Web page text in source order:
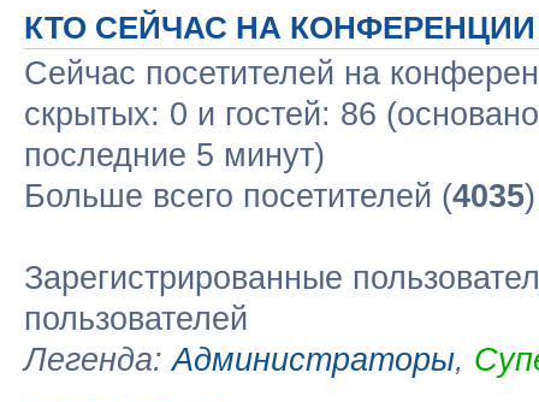
КТО СЕЙЧАС НА КОНФЕРЕНЦИИ
Сейчас посетителей на
скрытых: 0 и гостей: 86
последние 5 минут)
Больше всего посетителей (4035
Зарегистрированные
пользователей
Легенда:Администраторы,